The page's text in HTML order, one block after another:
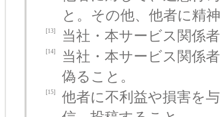
と。その他、他者に精
[13] 当社・本サービス関係
[14]
当社・本サービス関係
偽ること。
[15]
他者に不利益や損害を